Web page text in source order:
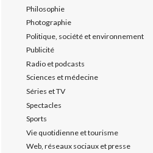
Philosophie
Photographie
Politique, société et environnement
Publicité
Radio et podcasts
Sciences et médecine
Séries et TV
Spectacles
Sports
Vie quotidienne et tourisme
Web, réseaux sociaux et presse